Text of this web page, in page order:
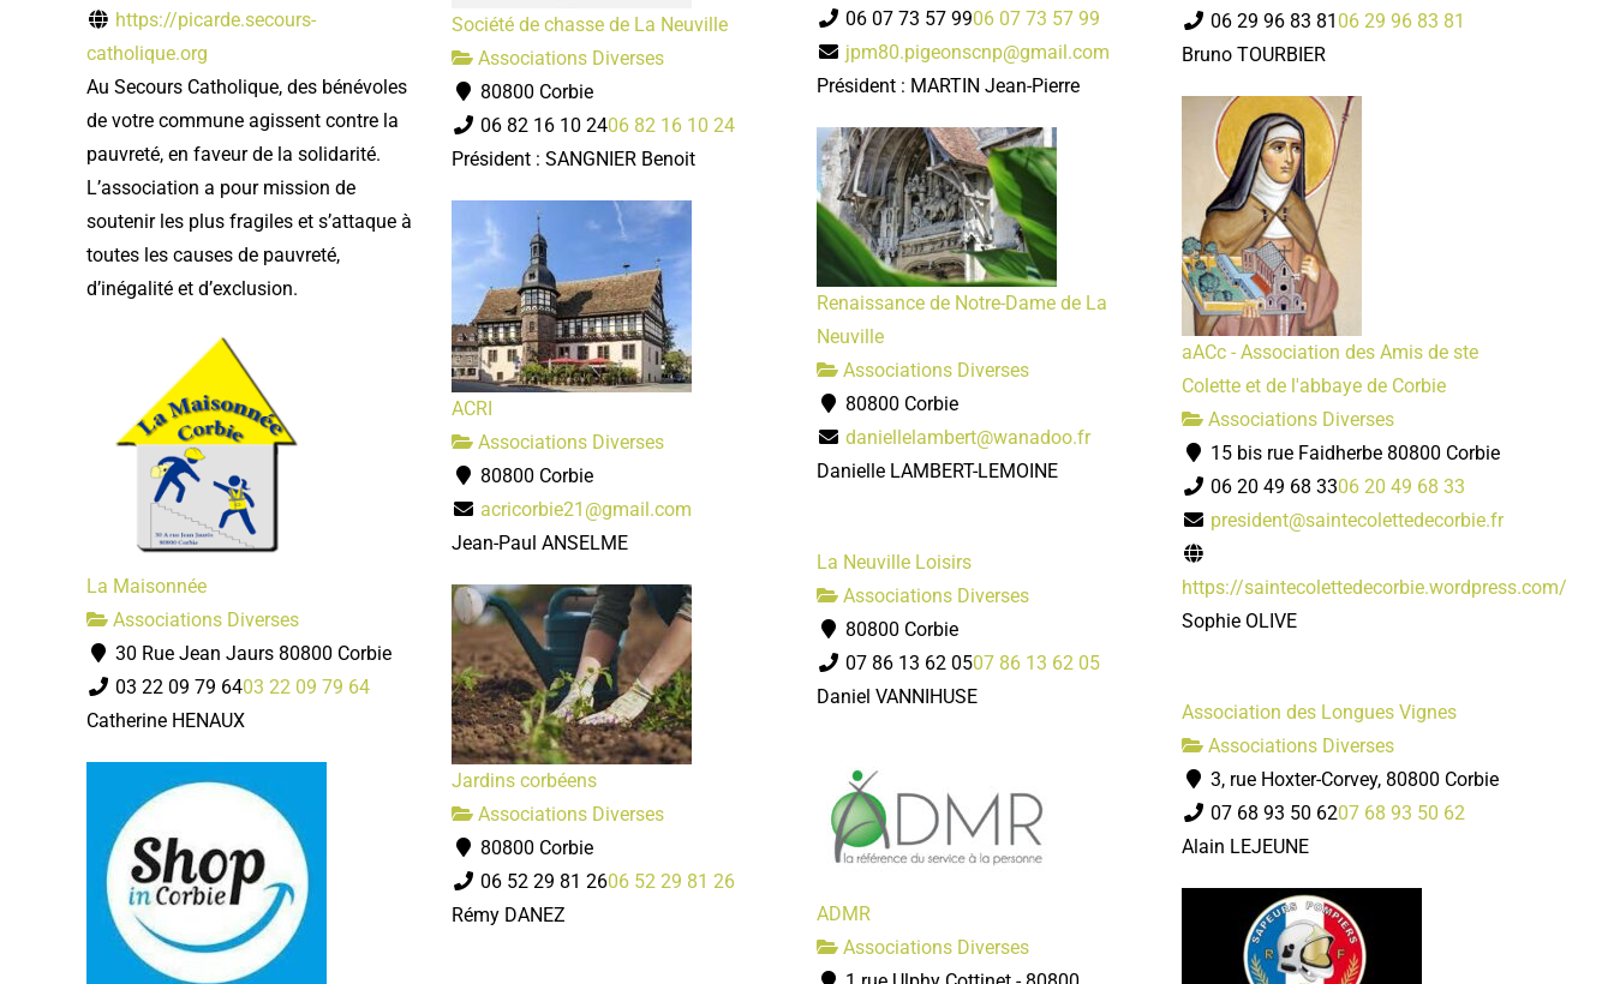
https://picarde.secours-
catholique.org
Au Secours Catholique, des bénévoles
de votre commune agissent contre la
pauvreté, en faveur de la solidarité.
L’association a pour mission de
soutenir les plus fragiles et s’attaque à
toutes les causes de pauvreté,
d’inégalité et d’exclusion.
06 29 96 83 81 06 29 96 83 81
Bruno TOURBIER
06 07 73 57 9906 07 73 57 99
jpm80.pigeonscnp@gmail.com
Président : MARTIN Jean-Pierre
Société de chasse de La Neuville
Associations Diverses
80800 Corbie
06 82 16 10 2406 82 16 10 24
Président : SANGNIER Benoit
aACc - Association des Amis de ste
Colette et de l'abbaye de Corbie
Associations Diverses
15 bis rue Faidherbe 80800 Corbie
06 20 49 68 3306 20 49 68 33
president@saintecolettedecorbie.fr
https://saintecolettedecorbie.wordpress.com/
Sophie OLIVE
Renaissance de Notre-Dame de La
Neuville
Associations Diverses
80800 Corbie
daniellelambert@wanadoo.fr
Danielle LAMBERT-LEMOINE
ACRI
Associations Diverses
80800 Corbie
acricorbie21@gmail.com
Jean-Paul ANSELME
La Maisonnée
Associations Diverses
30 Rue Jean Jaurs 80800 Corbie
03 22 09 79 6403 22 09 79 64
Catherine HENAUX
La Neuville Loisirs
Associations Diverses
80800 Corbie
07 86 13 62 0507 86 13 62 05
Daniel VANNIHUSE
Jardins corbéens
Associations Diverses
80800 Corbie
06 52 29 81 2606 52 29 81 26
Rémy DANEZ
Association des Longues Vignes
Associations Diverses
3, rue Hoxter-Corvey, 80800 Corbie
07 68 93 50 6207 68 93 50 62
Alain LEJEUNE
ADMR
Associations Diverses